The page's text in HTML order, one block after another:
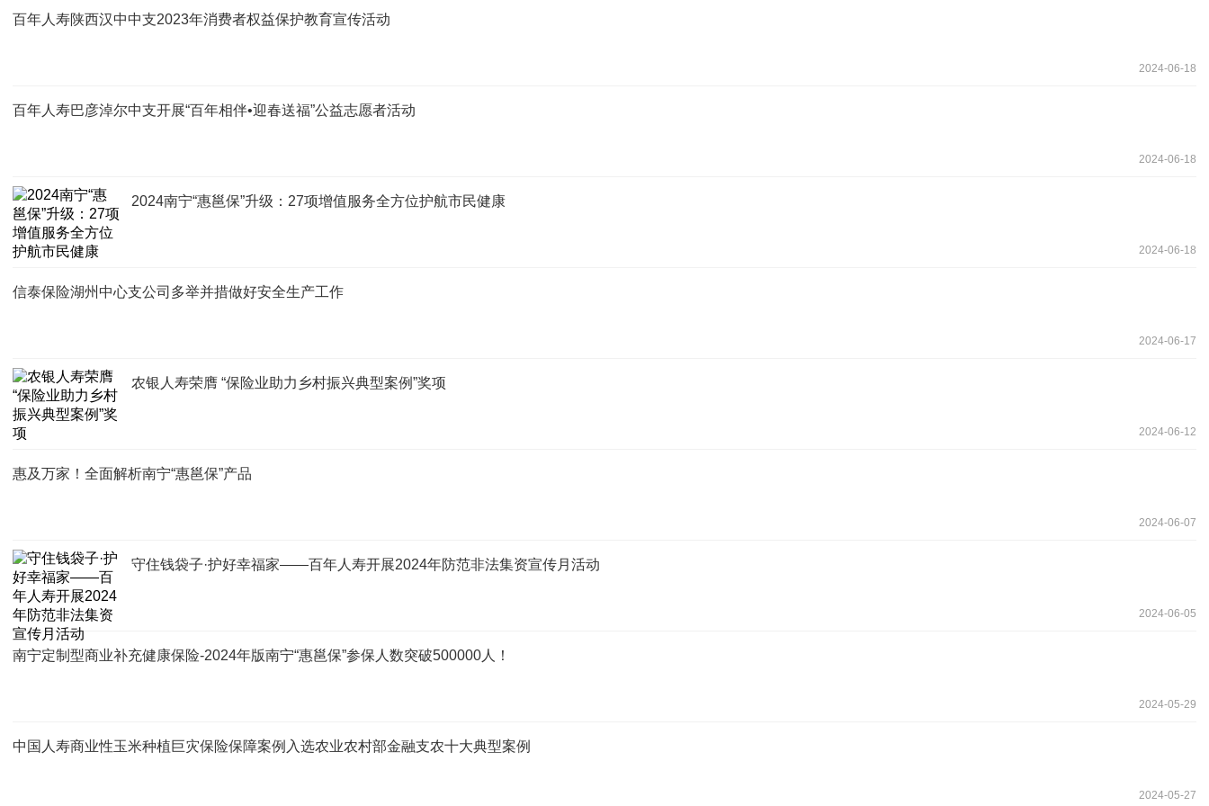
百年人寿陕西汉中中支2023年消费者权益保护教育宣传活动
2024-06-18
百年人寿巴彦淖尔中支开展“百年相伴•迎春送福”公益志愿者活动
2024-06-18
2024南宁“惠邕保”升级：27项增值服务全方位护航市民健康
2024-06-18
信泰保险湖州中心支公司多举并措做好安全生产工作
2024-06-17
农银人寿荣膺 “保险业助力乡村振兴典型案例”奖项
2024-06-12
惠及万家！全面解析南宁“惠邕保”产品
2024-06-07
守住钱袋子·护好幸福家——百年人寿开展2024年防范非法集资宣传月活动
2024-06-05
南宁定制型商业补充健康保险-2024年版南宁“惠邕保”参保人数突破500000人！
2024-05-29
中国人寿商业性玉米种植巨灾保险保障案例入选农业农村部金融支农十大典型案例
2024-05-27